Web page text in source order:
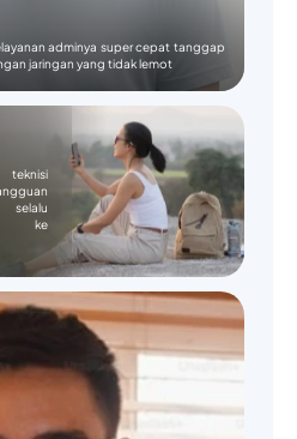
adminya super cepat tanggap
jaringan yang tidak lemot
teknisi
ke